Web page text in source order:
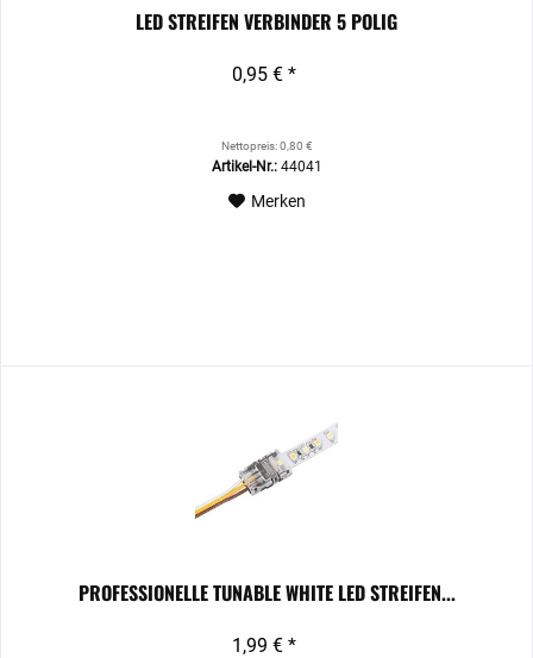
LED STREIFEN VERBINDER 5 POLIG
0,95 € *
Nettopreis: 0,80 €
Artikel-Nr.:44041
Merken
PROFESSIONELLE TUNABLE WHITE LED STREIFEN...
1,99 € *